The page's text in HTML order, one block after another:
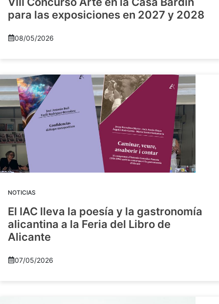
para las exposiciones en 2027 y 2028
08/05/2026
NOTICIAS
El IAC lleva la poesía y la gastronomía
alicantina a la Feria del Libro de
Alicante
07/05/2026